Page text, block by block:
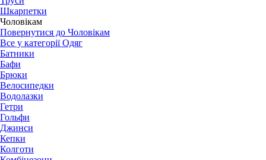
Шкарпетки
Чоловікам
Повернутися до Чоловікам
Все у категорії Одяг
Батники
Бафи
Брюки
Велосипедки
Водолазки
Гетри
Гольфи
Джинси
Кепки
Колготи